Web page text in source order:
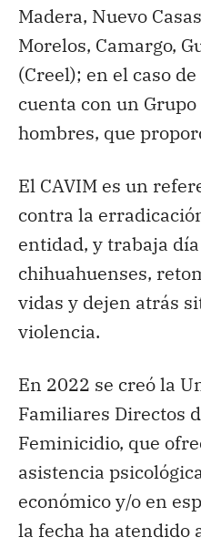
Madera, Nuevo
Morelos, Camargo,
(Creel); en el caso
cuenta con un
hombres, que
El CAVIM es un
contra la
entidad, y trabaja
chihuahuenses,
vidas y dejen atrás
violencia.
En 2022 se creó la
Familiares Directos
Feminicidio, que
asistencia
económico y/o en
la fecha ha atendido